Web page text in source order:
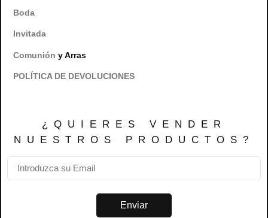
Boda
Invitada
Comunión y Arras
POLÍTICA DE DEVOLUCIONES
¿QUIERES VENDER
NUESTROS PRODUCTOS?
Enviar